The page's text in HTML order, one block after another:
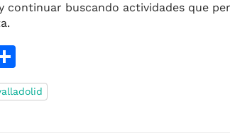
continuar buscando actividades que
o
m